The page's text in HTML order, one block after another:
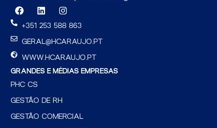
F
a
c
b
o
k
L
i
n
e
i
n
I
n
s
a
r
a
m
+351 253 588 863
GERAL@HCARAUJO.PT
WWW.HCARAUJO.PT
GRANDES E MÉDIAS EMPRESAS
PHC CS
GESTÃO DE RH
GESTÃO COMERCIAL